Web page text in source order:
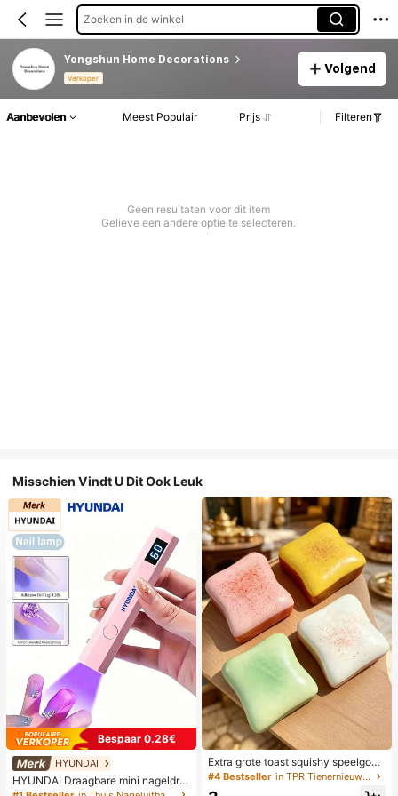
Zoeken in de winkel
Yongshun Home Decorations
Verkoper
Volgend
Aanbevolen Meest Populair Prijs Filteren
Geen resultaten voor dit item
Gelieve een andere optie te selecteren.
Misschien Vindt U Dit Ook Leuk
Bespaar 0.28€
HYUNDAI
HYUNDAI Draagbare mini nageldro
ger, oplaadbare handlamp UV/LED
Extra grote toast squishy speelgoe
d, superzachte boter toast stressve
#4 Bestseller in TPR Tienernieuwigheid en grappenspeelgoed